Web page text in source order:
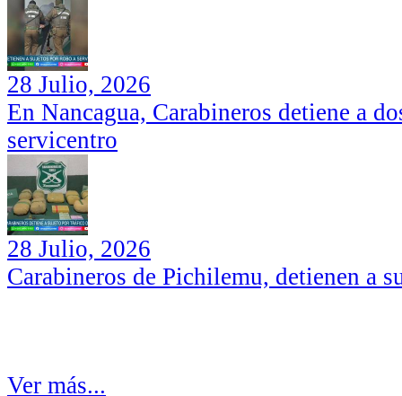
28 Julio, 2026
En Nancagua, Carabineros detiene a
servicentro
28 Julio, 2026
Carabineros de Pichilemu, detienen a
Ver más...